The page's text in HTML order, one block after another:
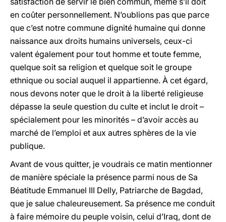
en coûter personnellement. N’oublions pas que parce
que c’est notre commune dignité humaine qui donne
naissance aux droits humains universels, ceux-ci
valent également pour tout homme et toute femme,
quelque soit sa religion et quelque soit le groupe
ethnique ou social auquel il appartienne. À cet égard,
nous devons noter que le droit à la liberté religieuse
dépasse la seule question du culte et inclut le droit –
spécialement pour les minorités – d’avoir accès au
marché de l’emploi et aux autres sphères de la vie
publique.
Avant de vous quitter, je voudrais ce matin mentionner
de manière spéciale la présence parmi nous de Sa
Béatitude Emmanuel III Delly, Patriarche de Bagdad,
que je salue chaleureusement. Sa présence me conduit
à faire mémoire du peuple voisin, celui d’Iraq, dont de